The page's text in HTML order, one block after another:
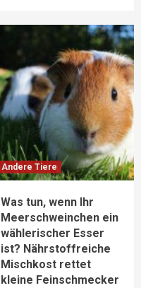
Andere Tiere
Was tun, wenn Ihr
Meerschweinchen ein
wählerischer Esser
ist? Nährstoffreiche
Mischkost rettet
kleine Feinschmecker